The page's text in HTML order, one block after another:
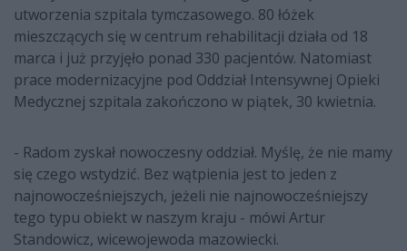
utworzenia szpitala tymczasowego. 80 łóżek
mieszczących się w centrum rehabilitacji działa od 18
marca i już przyjęło ponad 330 pacjentów. Natomiast
prace modernizacyjne pod Oddział Intensywnej Opieki
Medycznej szpitala zakończono w piątek, 30 kwietnia.
- Radom zyskał nowoczesny oddział. Myślę, że nie mamy
się czego wstydzić. Bez wątpienia jest to jeden z
najnowocześniejszych, jeżeli nie najnowocześniejszy
tego typu obiekt w naszym kraju - mówi Artur
Standowicz, wicewojewoda mazowiecki.